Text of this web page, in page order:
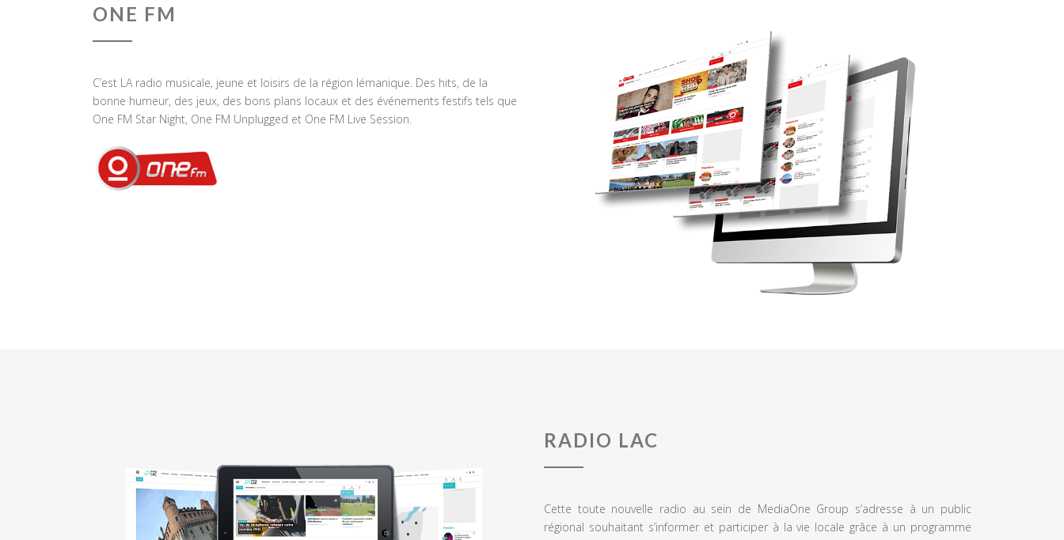
ONE FM
C’est LA radio musicale, jeune et loisirs de la région lémanique. Des hits, de la
bonne humeur, des jeux, des bons plans locaux et des événements festifs tels que
One FM Star Night, One FM Unplugged et One FM Live Session.
RADIO LAC
Cette toute nouvelle radio au sein de MediaOne Group s’adresse à un public
régional souhaitant s’informer et participer à la vie locale grâce à un programme